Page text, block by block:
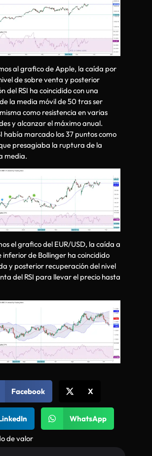
al grafico de Apple, la caída por
de sobre venta y posterior
del RSI ha coincidido con una
la media móvil de 50 tras ser
como resistencia en varias
y alcanzar el máximo anual.
había marcado los 37 puntos como
presagiaba la ruptura de la
media.
el grafico del EUR/USD, la caída a
inferior de Bollinger ha coincidido
y posterior recuperación del nivel
del RSI para llevar el precio hasta
Facebook X
WhatsApp
de valor